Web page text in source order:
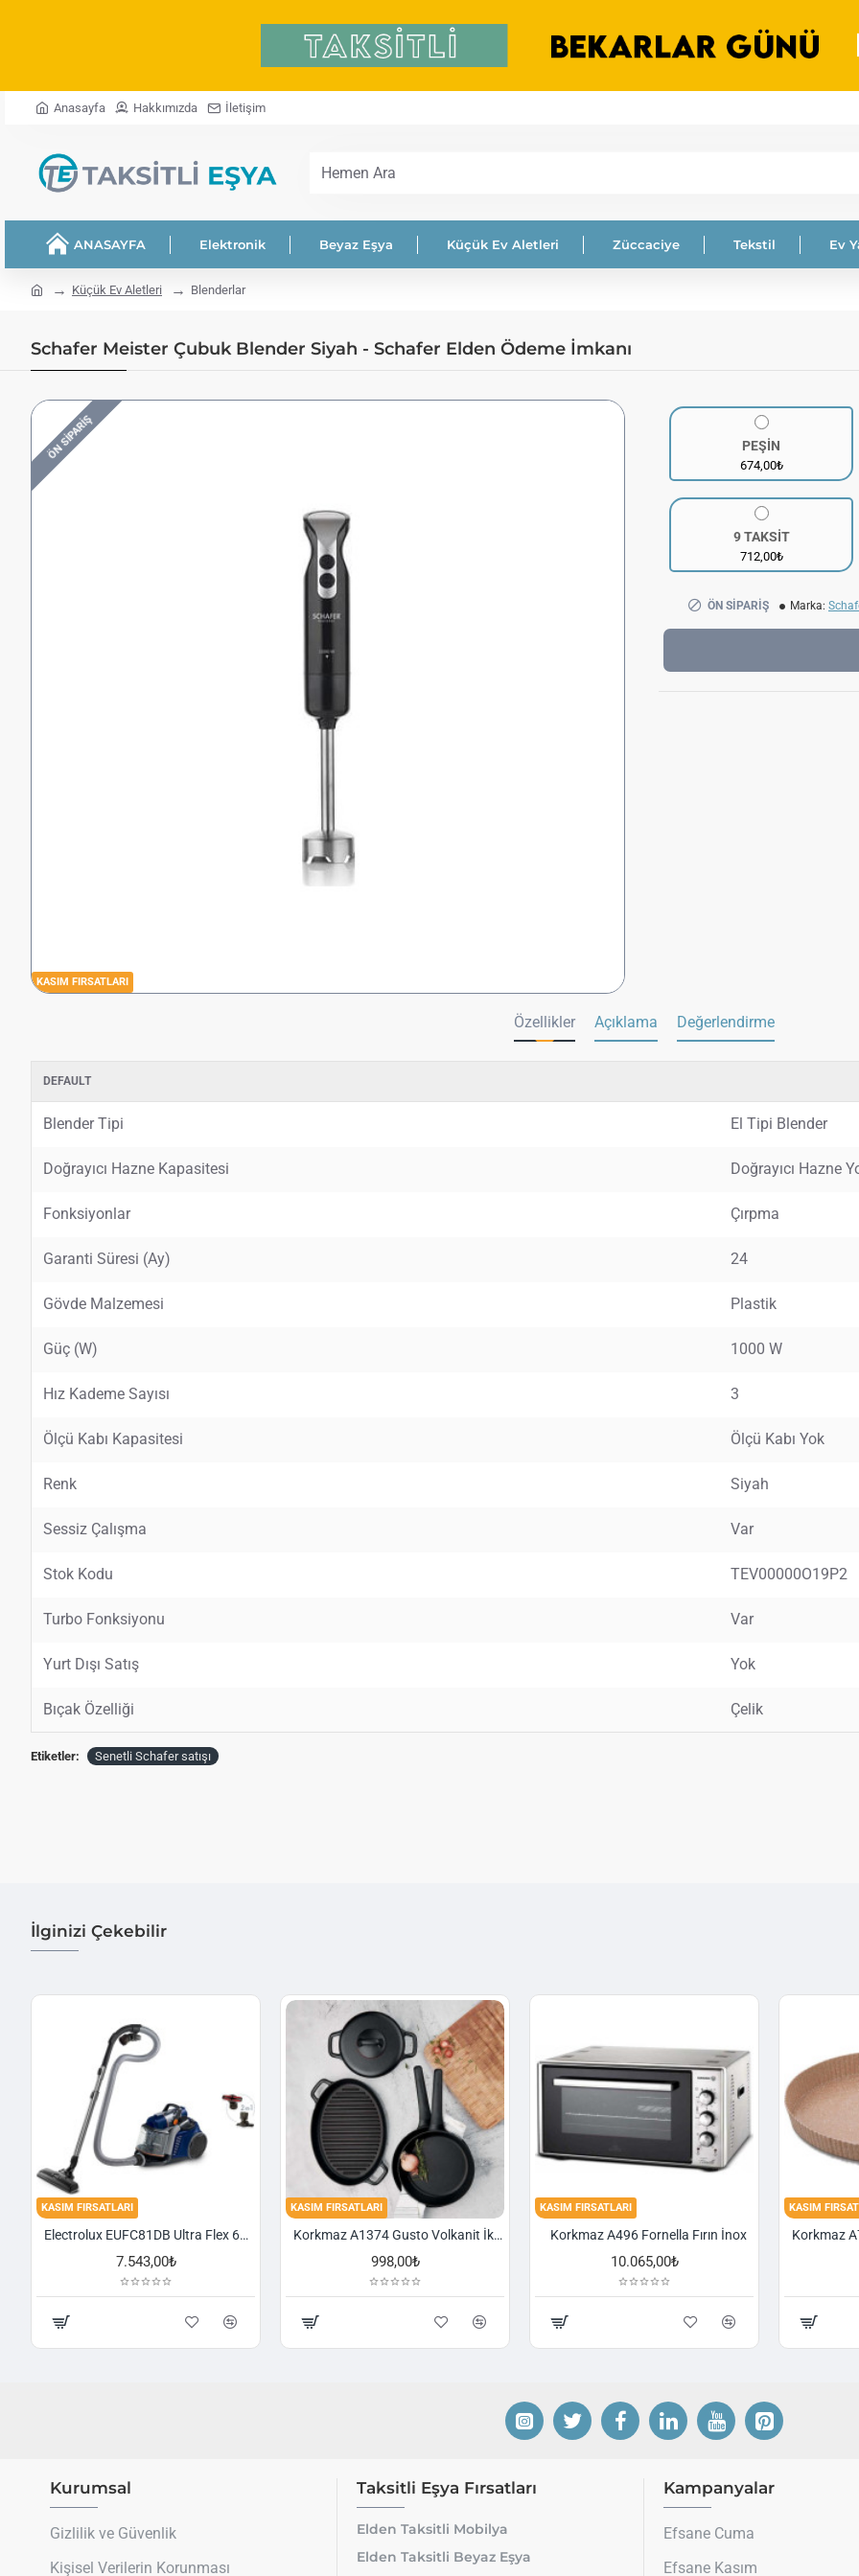
Anasayfa Hakkımızda İletişim
Hemen
ANASAYFA Elektronik Beyaz Eşya Küçük Ev Aletleri Züccaciye Tekstil Ev
home Küçük Ev Aletleri Blenderlar
Schafer Meister Çubuk Blender Siyah - Schafer Elden Ödeme İmkanı
KASIM FIRSATLARI
ÖN SIPARIŞ PEŞİN
674,00₺
9 TAKSİT
712,00₺
ÖN SIPARIŞ Marka:
Özellikler Açıklama Değerlendirme
DEFAULT
Blender Tipi El Tipi Blender
Doğrayıcı Hazne Kapasitesi Doğrayıcı Hazne
Fonksiyonlar Çırpma
Garanti Süresi (Ay) 24
Gövde Malzemesi Plastik
Güç (W) 1000 W
Hız Kademe Sayısı 3
Ölçü Kabı Kapasitesi Ölçü Kabı Yok
Renk Siyah
Sessiz Çalışma Var
Stok Kodu TEV00000O19P2
Turbo Fonksiyonu Var
Yurt Dışı Satış Yok
Bıçak Özelliği Çelik
Etiketler: Senetli Schafer satışı
İlginizi Çekebilir
KASIM FIRSATLARI
Electrolux EUFC81DB Ultra Flex 650 W Toz Torbasız Süpürge
7.543,00₺
KASIM FIRSATLARI
Korkmaz A1374 Gusto Volkanit İki Kulplu Oval Tava
998,00₺
KASIM FIRSATLARI
Korkmaz A496 Fornella Fırın İnox
10.065,00₺
KASIM
Kurumsal
Gizlilik ve Güvenlik
Kişisel Verilerin Korunması
Taksitli Eşya Fırsatları
Elden Taksitli Mobilya
Elden Taksitli Beyaz Eşya
Kampanyalar
Efsane Cuma
Efsane Kasım